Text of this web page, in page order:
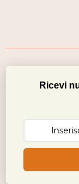
Ricevi